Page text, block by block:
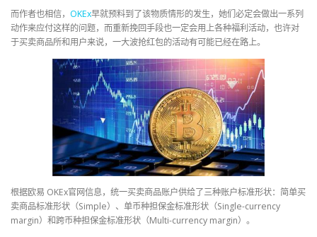
而作者也相信， OKEx早就预料到了该物质情形的发生，她们必定会做出一系列
动作来应付这样的问题，而重新挽回手段也一定会用上各种福利活动，也许对
于买卖商品所和用户来说，一大波抢红包的活动有可能已经在路上。
根据欧易 OKEx官网信息，统一买卖商品账户供给了三种账户标准形状：简单买
卖商品标准形状（Simple）、单币种担保金标准形状（Single-currency
margin）和跨币种担保金标准形状（Multi-currency margin）。